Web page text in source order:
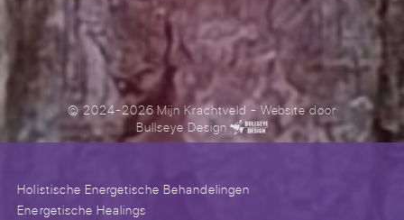
© 2024-2026 Mijn Krachtveld - Website door
Bullseye Design
Holistische Energetische Behandelingen
Energetische Healings